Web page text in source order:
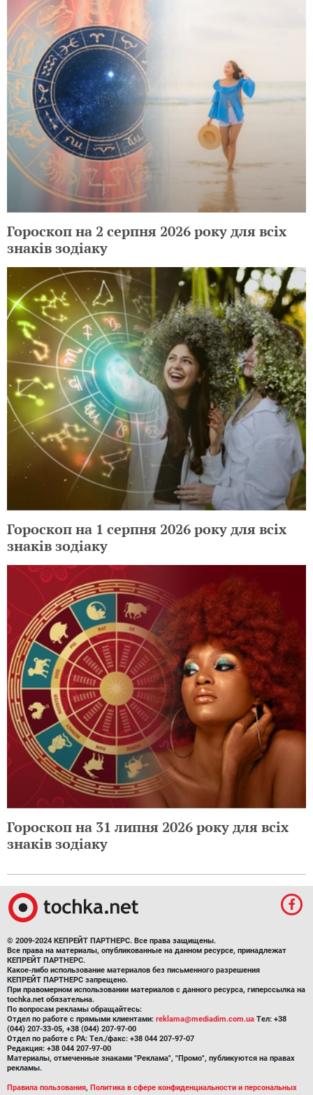
Гороскоп на 2 серпня 2026 року для всіх
знаків зодіаку
Гороскоп на 1 серпня 2026 року для всіх
знаків зодіаку
Гороскоп на 31 липня 2026 року для всіх
знаків зодіаку
© 2009-2024 КЕПРЕЙТ ПАРТНЕРС. Все права защищены.
Все права на материалы, опубликованные на данном ресурсе, принадлежат
КЕПРЕЙТ ПАРТНЕРС.
Какое-либо использование материалов без письменного разрешения
КЕПРЕЙТ ПАРТНЕРС запрещено.
При правомерном использовании материалов с данного ресурса, гиперссылка на
tochka.net обязательна.
По вопросам рекламы обращайтесь:
Отдел по работе с прямыми клиентами: reklama@mediadim.com.ua Тел: +38
(044) 207-33-05, +38 (044) 207-97-00
Отдел по работе с РА: Тел./факс: +38 044 207-97-07
Редакция: +38 044 207-97-00
Материалы, отмеченные знаками "Реклама", "Промо", публикуются на правах
рекламы.
Правила пользования, Политика в сфере конфиденциальности и персональных